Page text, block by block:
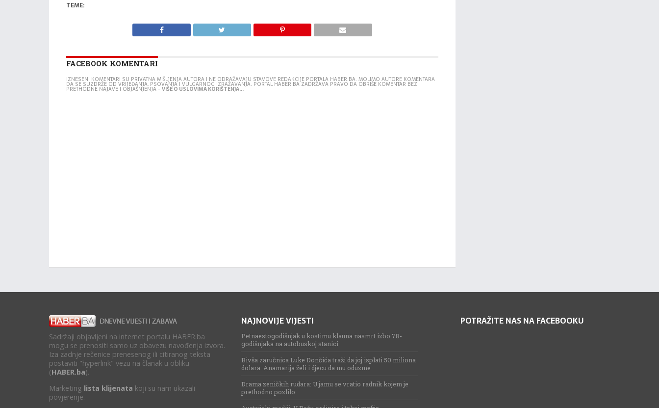
TEME:
FACEBOOK KOMENTARI
IZNESENI KOMENTARI SU PRIVATNA MIŠLJENJA AUTORA I NE ODRAŽAVAJU STAVOVE REDAKCIJE PORTALA HABER.BA. MOLIMO AUTORE KOMENTARA
DA SE SUZDRŽE OD VRIJEĐANJA, PSOVANJA I VULGARNOG IZRAŽAVANJA. PORTAL HABER.BA ZADRŽAVA PRAVO DA OBRIŠE KOMENTAR BEZ
PRETHODNE NAJAVE I OBJAŠNJENJA -VIŠE O USLOVIMA KORIŠTENJA...
Sadržaji objavljeni na internet portalu HABER.ba
mogu se prenositi samo uz obavezu navođenja izvora.
Iza zadnje rečenice prenesenog ili citiranog teksta
postaviti "hyperlink" vezu na članak u obliku
(HABER.ba).
Marketing lista klijenata koji su nam ukazali
povjerenje.
NAJNOVIJE VIJESTI
Petnaestogodišnjak u kostimu klauna nasmrt izbo 78-
godišnjaka na autobuskoj stanici
Bivša zaručnica Luke Dončića traži da joj isplati 50 miliona
dolara: Anamarija želi i djecu da mu oduzme
Drama zeničkih rudara: U jamu se vratio radnik kojem je
prethodno pozlilo
POTRAŽITE NAS NA FACEBOOKU